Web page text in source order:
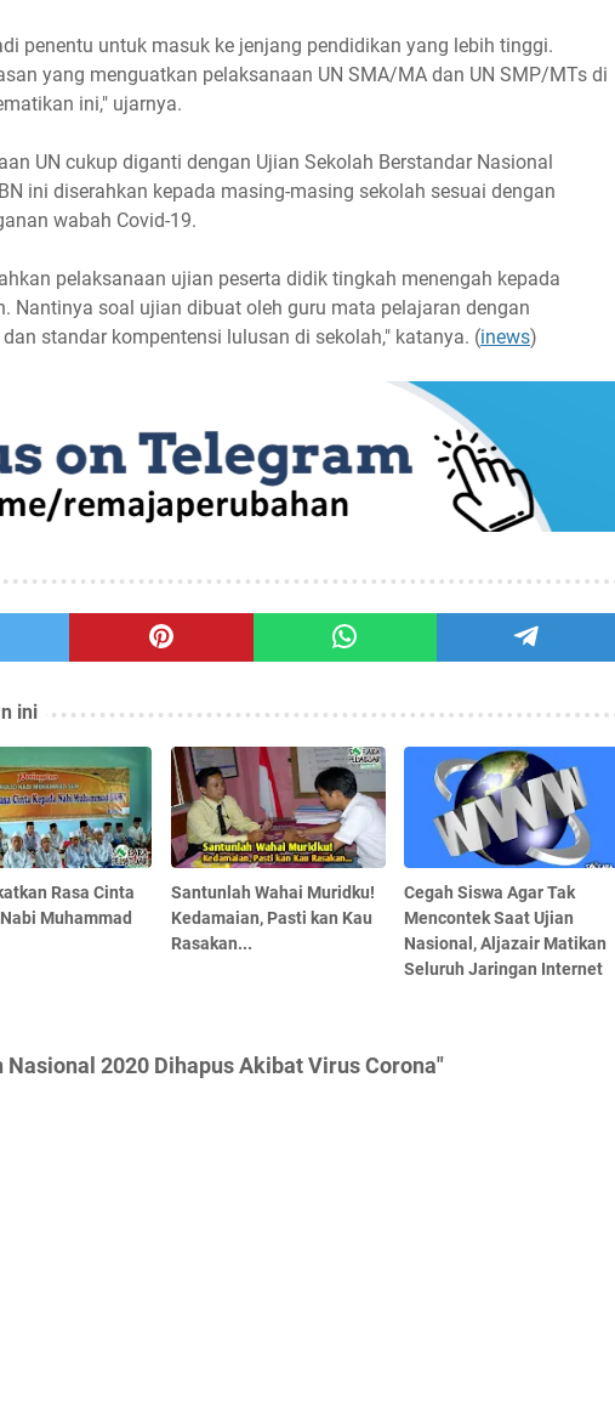
penentu untuk masuk ke jenjang pendidikan yang lebih tinggi.
yang menguatkan pelaksanaan UN SMA/MA dan UN SMP/MTs di
ini," ujarnya.
UN cukup diganti dengan Ujian Sekolah Berstandar Nasional
ini diserahkan kepada masing-masing sekolah sesuai dengan
wabah Covid-19.
pelaksanaan ujian peserta didik tingkah menengah kepada
Nantinya soal ujian dibuat oleh guru mata pelajaran dengan
standar kompentensi lulusan di sekolah," katanya. (inews)
ini
Rasa Cinta
Muhammad
Santunlah Wahai Muridku!
Kedamaian, Pasti kan Kau
Rasakan...
Cegah Siswa Agar Tak
Mencontek Saat Ujian
Nasional, Aljazair Matikan
Seluruh Jaringan Internet
2020 Dihapus Akibat Virus Corona"